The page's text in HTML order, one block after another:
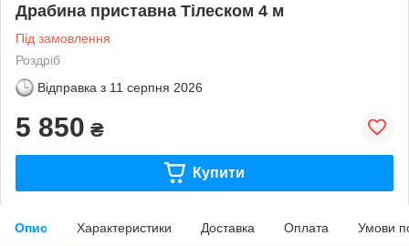
Драбина приставна Тілеском 4 м
Під замовлення
Роздріб
Відправка з 11 серпня 2026
5 850 ₴
Купити
Опис Характеристики Доставка Оплата Умови